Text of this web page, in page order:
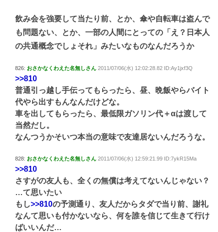
飲み会を強要して当たり前、とか、傘や自転車は盗んで
も問題ない、とか、一部の人間にとっての「え？日本人
の共通概念でしょそれ」みたいなものなんだろうか
826: おさかなくわえた名無しさん 2011/07/06(水) 12:02:28.82 ID:Ay1jxf3Q
>>810
普通引っ越し手伝ってもらったら、昼、晩飯やらバイト
代やら出すもんなんだけどな。
車を出してもらったら、最低限ガソリン代＋αは渡して
当然だし。
なんつうかそいつ本当の意味で友達居ないんだろうな。
828: おさかなくわえた名無しさん 2011/07/06(水) 12:59:21.99 ID:7ykR15Ma
>>810
さすがの友人も、全くの無償は考えてないんじゃない？
…て思いたい
もし>>810の予測通り、友人だからタダで当り前、謝礼
なんて思いも付かないなら、何を誰を信じて生きて行け
ばいいんだ…